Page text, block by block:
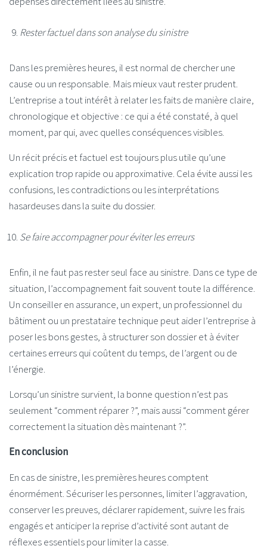
Rester factuel dans son analyse du sinistre
Dans les premières heures, il est normal de chercher une
cause ou un responsable. Mais mieux vaut rester prudent.
L’entreprise a tout intérêt à relater les faits de manière claire,
chronologique et objective : ce qui a été constaté, à quel
moment, par qui, avec quelles conséquences visibles.
Un récit précis et factuel est toujours plus utile qu’une
explication trop rapide ou approximative. Cela évite aussi les
confusions, les contradictions ou les interprétations
hasardeuses dans la suite du dossier.
Se faire accompagner pour éviter les erreurs
Enfin, il ne faut pas rester seul face au sinistre. Dans ce type de
situation, l’accompagnement fait souvent toute la différence.
Un conseiller en assurance, un expert, un professionnel du
bâtiment ou un prestataire technique peut aider l’entreprise à
poser les bons gestes, à structurer son dossier et à éviter
certaines erreurs qui coûtent du temps, de l’argent ou de
l’énergie.
Lorsqu’un sinistre survient, la bonne question n’est pas
seulement “comment réparer ?”, mais aussi “comment gérer
correctement la situation dès maintenant ?”.
En conclusion
En cas de sinistre, les premières heures comptent
énormément. Sécuriser les personnes, limiter l’aggravation,
conserver les preuves, déclarer rapidement, suivre les frais
engagés et anticiper la reprise d’activité sont autant de
réflexes essentiels pour limiter la casse.